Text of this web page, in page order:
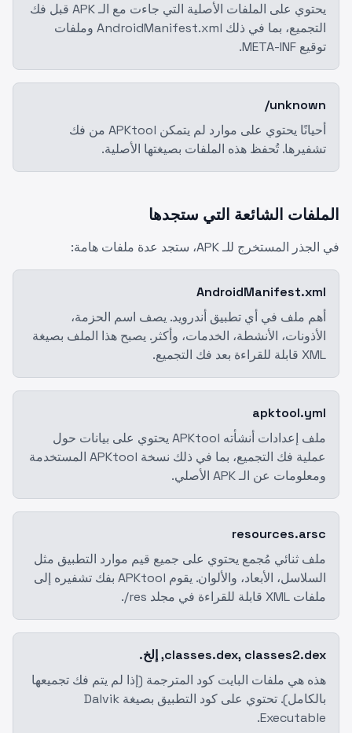
يحتوي على الملفات الأصلية التي جاءت مع الـ APK قبل فك
التجميع، بما في ذلك AndroidManifest.xml وملفات
توقيع META-INF.
unknown/
أحيانًا يحتوي على موارد لم يتمكن APKtool من فك
تشفيرها. تُحفظ هذه الملفات بصيغتها الأصلية.
الملفات الشائعة التي ستجدها
في الجذر المستخرج للـ APK، ستجد عدة ملفات هامة:
AndroidManifest.xml
أهم ملف في أي تطبيق أندرويد. يصف اسم الحزمة،
الأذونات، الأنشطة، الخدمات، وأكثر. يصبح هذا الملف بصيغة
XML قابلة للقراءة بعد فك التجميع.
apktool.yml
ملف إعدادات أنشأته APKtool يحتوي على بيانات حول
عملية فك التجميع، بما في ذلك نسخة APKtool المستخدمة
ومعلومات عن الـ APK الأصلي.
resources.arsc
ملف ثنائي مُجمع يحتوي على جميع قيم موارد التطبيق مثل
السلاسل، الأبعاد، والألوان. يقوم APKtool بفك تشفيره إلى
ملفات XML قابلة للقراءة في مجلد res/.
classes.dex, classes2.dex, إلخ.
هذه هي ملفات البايت كود المترجمة (إذا لم يتم فك تجميعها
بالكامل). تحتوي على كود التطبيق بصيغة Dalvik
Executable.